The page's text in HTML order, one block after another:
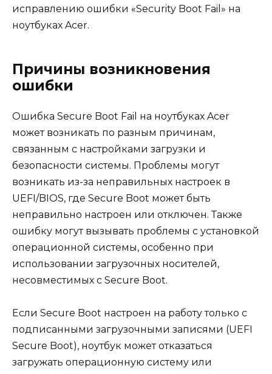
исправлению ошибки «Security Boot Fail» на
ноутбуках Acer.
Причины возникновения
ошибки
Ошибка Secure Boot Fail на ноутбуках Acer
может возникать по разным причинам,
связанным с настройками загрузки и
безопасности системы. Проблемы могут
возникать из-за неправильных настроек в
UEFI/BIOS, где Secure Boot может быть
неправильно настроен или отключен. Также
ошибку могут вызывать проблемы с установкой
операционной системы, особенно при
использовании загрузочных носителей,
несовместимых с Secure Boot.
Если Secure Boot настроен на работу только с
подписанными загрузочными записями (UEFI
Secure Boot), ноутбук может отказаться
загружать операционную систему или